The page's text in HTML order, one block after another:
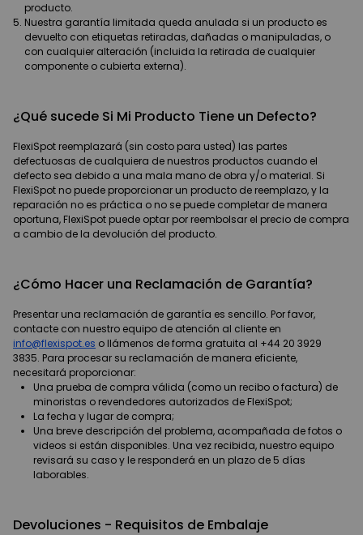
producto.
Nuestra garantía limitada queda anulada si un producto es
devuelto con etiquetas retiradas, dañadas o manipuladas, o
con cualquier alteración (incluida la retirada de cualquier
componente o cubierta externa).
¿Qué sucede Si Mi Producto Tiene un Defecto?
FlexiSpot reemplazará (sin costo para usted) las partes
defectuosas de cualquiera de nuestros productos cuando el
defecto sea debido a una mala mano de obra y/o material. Si
FlexiSpot no puede proporcionar un producto de reemplazo, y la
reparación no es práctica o no se puede completar de manera
oportuna, FlexiSpot puede optar por reembolsar el precio de compra
a cambio de la devolución del producto.
¿Cómo Hacer una Reclamación de Garantía?
Presentar una reclamación de garantía es sencillo. Por favor,
contacte con nuestro equipo de atención al cliente en
info@flexispot.es o llámenos de forma gratuita al +44 20 3929
3835. Para procesar su reclamación de manera eficiente,
necesitará proporcionar:
Una prueba de compra válida (como un recibo o factura) de
minoristas o revendedores autorizados de FlexiSpot;
La fecha y lugar de compra;
Una breve descripción del problema, acompañada de fotos o
videos si están disponibles. Una vez recibida, nuestro equipo
revisará su caso y le responderá en un plazo de 5 días
laborables.
Devoluciones - Requisitos de Embalaje